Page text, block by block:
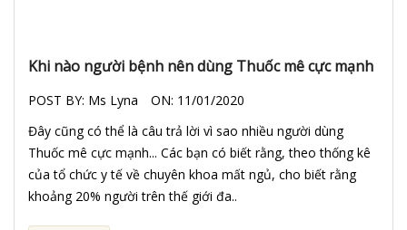
Khi nào người bệnh nên dùng Thuốc mê cực mạnh
POST BY: Ms Lyna ON: 11/01/2020
Đây cũng có thể là câu trả lời vì sao nhiều người dùng
Thuốc mê cực mạnh... Các bạn có biết rằng, theo thống kê
của tổ chức y tế về chuyên khoa mất ngủ, cho biết rằng
khoảng 20% người trên thế giới đa..